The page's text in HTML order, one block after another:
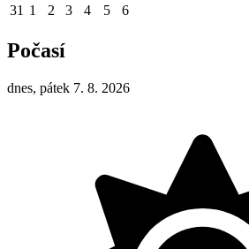
31 1 2 3 4 5 6
Počasí
dnes, pátek 7. 8. 2026